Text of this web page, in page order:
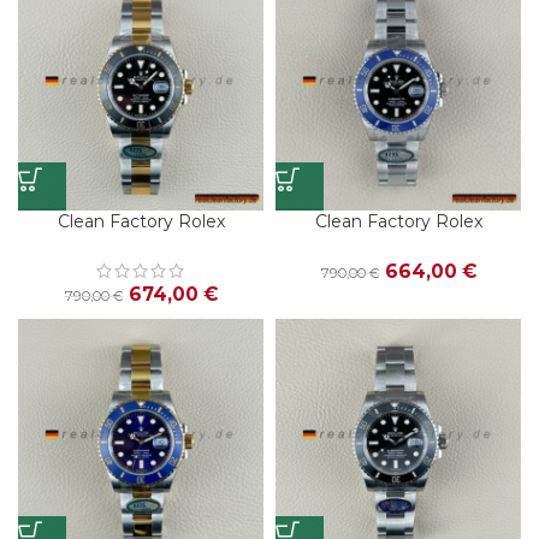
Clean Factory Rolex
41mm Zweifarbig Schwarzes
Zifferblatt | Beste Replica
790,00€ 674,00 €
Clean Factory Rolex
41mm Cookie Monster |
790,00€ 664,00 €